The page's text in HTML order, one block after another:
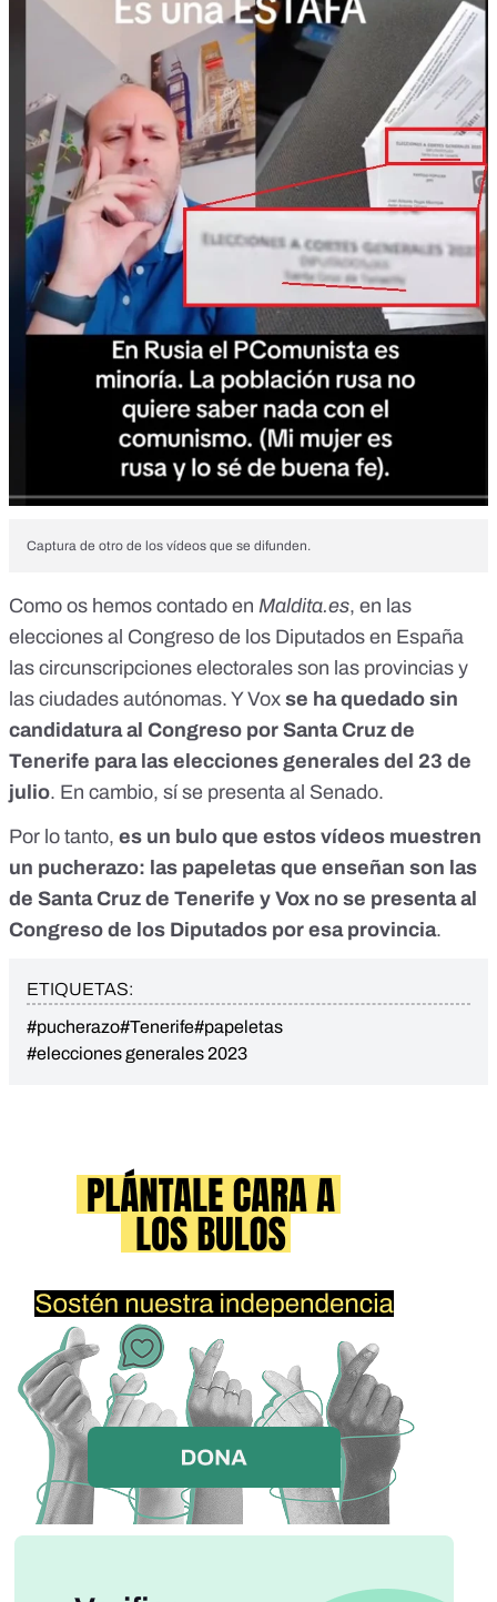
Captura de otro de los vídeos que se difunden.
Como os hemos contado en Maldita.es, en las
elecciones al Congreso de los Diputados en España
las circunscripciones electorales son las provincias y
las ciudades autónomas. Y Vox se ha quedado sin
candidatura al Congreso por Santa Cruz de
Tenerife para las elecciones generales del 23 de
julio. En cambio, sí se presenta al Senado.
Por lo tanto, es un bulo que estos vídeos muestren
un pucherazo: las papeletas que enseñan son las
de Santa Cruz de Tenerife y Vox no se presenta al
Congreso de los Diputados por esa provincia.
ETIQUETAS:
#pucherazo#Tenerife#papeletas
#elecciones generales 2023